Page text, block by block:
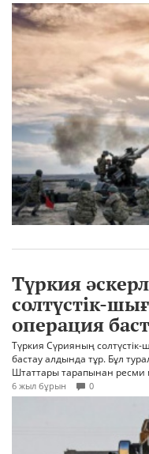
Түркия
солтүстік-
операция
Түркия Сүрияның
бастау алдында тұр. Бұл
Штаттары тарапынан ресми
6 жыл бұрын 0